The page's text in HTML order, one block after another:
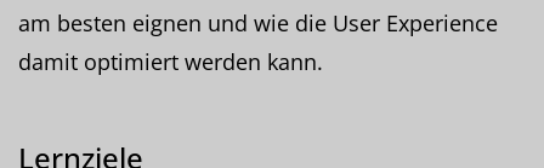
am besten eignen und wie die User Experience
damit optimiert werden kann.
Lernziele